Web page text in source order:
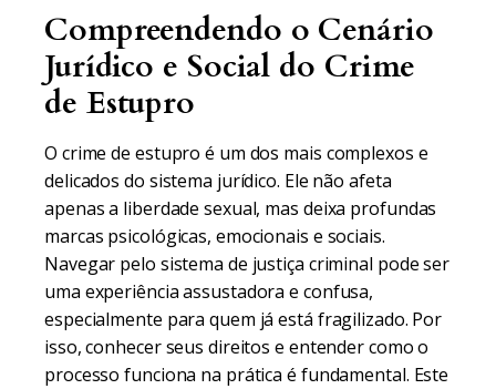
Compreendendo o Cenário
Jurídico e Social do Crime
de Estupro
O crime de estupro é um dos mais complexos e
delicados do sistema jurídico. Ele não afeta
apenas a liberdade sexual, mas deixa profundas
marcas psicológicas, emocionais e sociais.
Navegar pelo sistema de justiça criminal pode ser
uma experiência assustadora e confusa,
especialmente para quem já está fragilizado. Por
isso, conhecer seus direitos e entender como o
processo funciona na prática é fundamental. Este